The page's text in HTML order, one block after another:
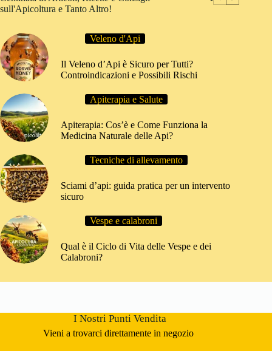
sull'Apicoltura e Tanto Altro!
Veleno d'Api
Il Veleno d’Api è Sicuro per Tutti?
Controindicazioni e Possibili Rischi
Apiterapia e Salute
Apiterapia: Cos’è e Come Funziona la
Medicina Naturale delle Api?
Tecniche di allevamento
Sciami d’api: guida pratica per un intervento
sicuro
Vespe e calabroni
Qual è il Ciclo di Vita delle Vespe e dei
Calabroni?
I Nostri Punti Vendita
Vieni a trovarci direttamente in negozio